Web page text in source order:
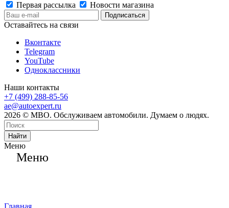
Первая рассылка
Новости магазина
Оставайтесь на связи
Вконтакте
Telegram
YouTube
Одноклассники
Наши контакты
+7 (499) 288-85-56
ae@autoexpert.ru
2026 © МВО. Обслуживаем автомобили. Думаем о людях.
Найти
Меню
Меню